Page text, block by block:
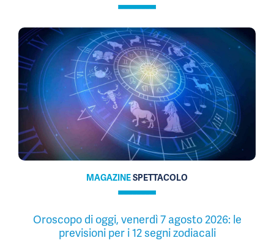
MAGAZINESPETTACOLO
Oroscopo di oggi, venerdì 7 agosto 2026: le
previsioni per i 12 segni zodiacali